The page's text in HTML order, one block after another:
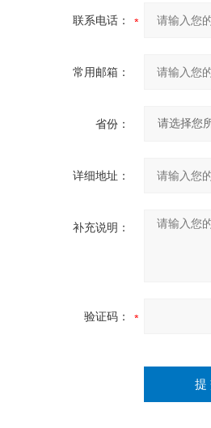
联系电话：
常用邮箱：
省份：
详细地址：
补充说明：
验证码：